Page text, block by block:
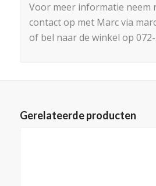
Voor meer informatie neem
contact op met Marc via
of bel naar de winkel op 072-
Gerelateerde producten